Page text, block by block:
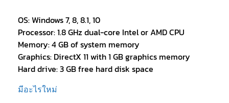
OS: Windows 7, 8, 8.1, 10
Processor: 1.8 GHz dual-core Intel or AMD CPU
Memory: 4 GB of system memory
Graphics: DirectX 11 with 1 GB graphics memory
Hard drive: 3 GB free hard disk space
มีอะไรใหม่